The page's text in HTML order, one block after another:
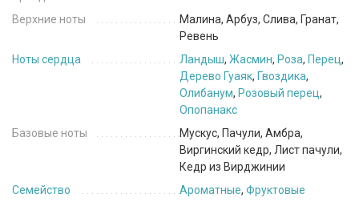
Верхние ноты
Малина, Арбуз, Слива, Гранат,
Ревень
Ноты сердца
Ландыш, Жасмин, Роза, Перец,
Дерево Гуаяк, Гвоздика,
Олибанум, Розовый перец,
Опопанакс
Базовые ноты
Мускус, Пачули, Амбра,
Виргинский кедр, Лист пачули,
Кедр из Вирджинии
Семейство
Ароматные, Фруктовые